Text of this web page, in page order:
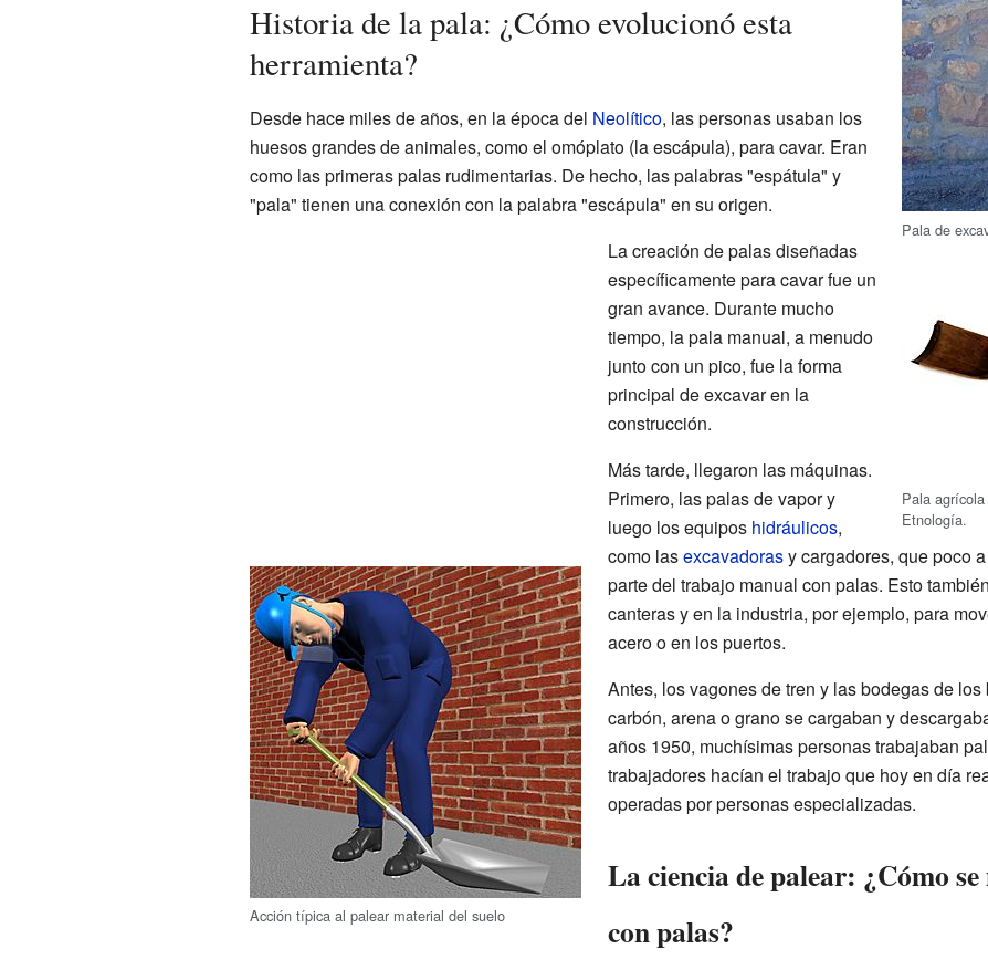
Pala de
Pala
Etnología.
Historia de la pala: ¿Cómo evolucionó esta
herramienta?
Desde hace miles de años, en la época del Neolítico, las personas usaban los
huesos grandes de animales, como el omóplato (la escápula), para cavar. Eran
como las primeras palas rudimentarias. De hecho, las palabras "espátula" y
"pala" tienen una conexión con la palabra "escápula" en su origen.
La creación de palas diseñadas
específicamente para cavar fue un
gran avance. Durante mucho
tiempo, la pala manual, a menudo
junto con un pico, fue la forma
principal de excavar en la
construcción.
Acción típica al palear material del suelo
Más tarde, llegaron las máquinas.
Primero, las palas de vapor y
luego los equipos hidráulicos,
como lasexcavadorasy cargadores, que poco
parte del trabajo manual con palas. Esto
canteras y en la industria, por ejemplo, para
acero o en los puertos.
Antes, los vagones de tren y las bodegas de
carbón, arena o grano se cargaban y
años 1950, muchísimas personas trabajaban
trabajadores hacían el trabajo que hoy en día
operadas por personas especializadas.
La ciencia de palear: ¿Cómo
con palas?